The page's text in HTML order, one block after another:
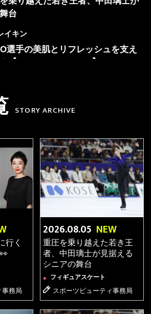
台
イキン
選手の美肌とリフレッシュを支え
【ATHLETES' PICKS】
りも美しく。千葉百音が語る、氷
素顔
香選手のオフには愛犬が欠かせな
の素顔に迫る！【女子ゴルファー
イキン
で交わる二つの時代
イキン
選手の舞台映えを支えるお守り
PICKS】
ーボール
STORY ARCHIVE
行く
事務局
2026.08.05 NEW
重圧を乗り越えた若き王
者、中田璃士が見据える
シニアの舞台
● フィギュアスケート
スポーツビューティ事務局